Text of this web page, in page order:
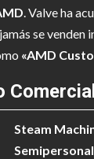
. Valve ha
se
«AMD
Comercial
Steam